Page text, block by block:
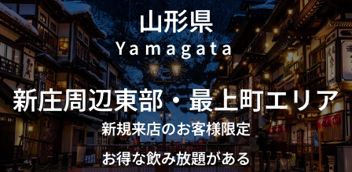
山形県
Yamagata
新庄周辺東部・最上町エリア
新規来店のお客様限定
お得な飲み放題がある